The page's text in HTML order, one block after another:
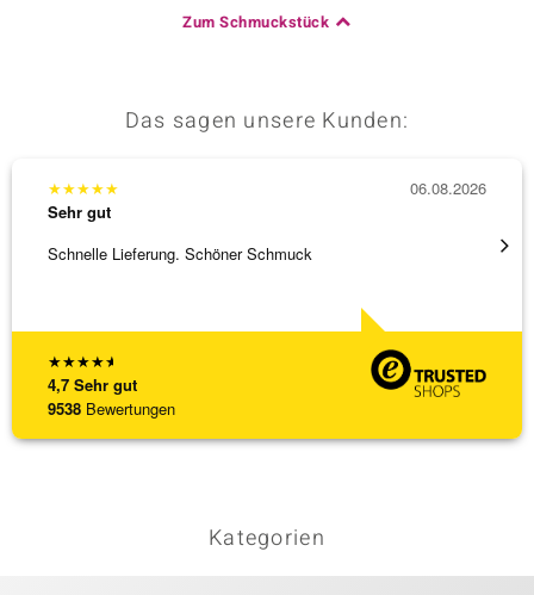
Zum Schmuckstück
Das sagen unsere Kunden:
★★★★★
4,7 Sehr gut
9538 Bewertungen
★★★★★
Sehr gut
Schnelle Lieferung. Schöner Schmuck
06.08.2026
Bin
Kategorien